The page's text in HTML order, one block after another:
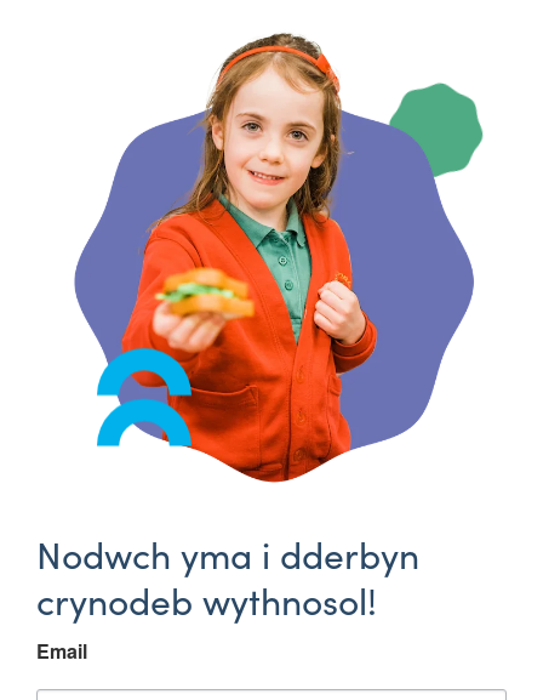
Nodwch yma i dderbyn
crynodeb wythnosol!
Email